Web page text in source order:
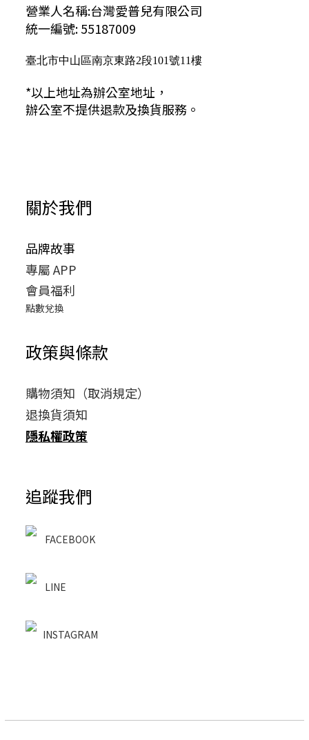
營業人名稱:台灣愛普兒有限公司
統一編號: 55187009
臺北市中山區南京東路2段101號11樓
*以上地址為辦公室地址，
辦公室不提供退款及換貨服務。
關於我們
品牌故事
專屬 APP
會員福利
點數兌換
政策與條款
購物須知（取消規定）
退換貨須知
隱私權政策
追蹤我們
FACEBOOK
LINE
INSTAGRAM